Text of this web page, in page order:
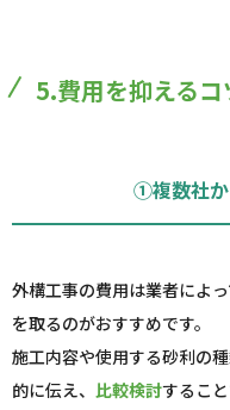
5.費用を抑える
①複数社か
外構工事の費用は業者によっ
を取るのがおすすめです。
施工内容や使用する砂利の
的に伝え、 比較検討するこ